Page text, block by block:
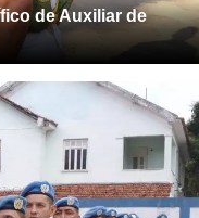
de Auxiliar de